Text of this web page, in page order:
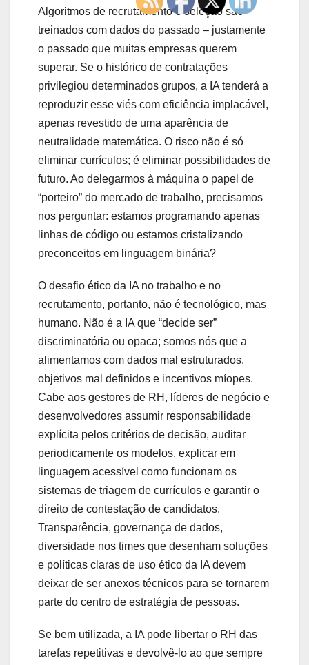
Algoritmos de recrutamento e seleção são
treinados com dados do passado – justamente
o passado que muitas empresas querem
superar. Se o histórico de contratações
privilegiou determinados grupos, a IA tenderá a
reproduzir esse viés com eficiência implacável,
apenas revestido de uma aparência de
neutralidade matemática. O risco não é só
eliminar currículos; é eliminar possibilidades de
futuro. Ao delegarmos à máquina o papel de
“porteiro” do mercado de trabalho, precisamos
nos perguntar: estamos programando apenas
linhas de código ou estamos cristalizando
preconceitos em linguagem binária?
O desafio ético da IA no trabalho e no
recrutamento, portanto, não é tecnológico, mas
humano. Não é a IA que “decide ser”
discriminatória ou opaca; somos nós que a
alimentamos com dados mal estruturados,
objetivos mal definidos e incentivos míopes.
Cabe aos gestores de RH, líderes de negócio e
desenvolvedores assumir responsabilidade
explícita pelos critérios de decisão, auditar
periodicamente os modelos, explicar em
linguagem acessível como funcionam os
sistemas de triagem de currículos e garantir o
direito de contestação de candidatos.
Transparência, governança de dados,
diversidade nos times que desenham soluções
e políticas claras de uso ético da IA devem
deixar de ser anexos técnicos para se tornarem
parte do centro de estratégia de pessoas.
Se bem utilizada, a IA pode libertar o RH das
tarefas repetitivas e devolvê-lo ao que sempre